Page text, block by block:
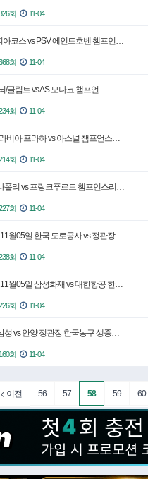
회 11-04
아코스 vs PSV 에인트호벤 챔프언…
회 11-04
/글림트 vs AS 모나코 챔프언…
회 11-04
비아 프라하 vs 아스널 챔프언스…
회 11-04
폴리 vs 프랑크푸르트 챔프언스리…
회 11-04
11월05일 한국 도로공사 vs 정관장…
회 11-04
11월05일 삼성화재 vs 대한항공 한…
회 11-04
성 vs 안양 정관장 한국농구 생중…
회 11-04
이전 56 57 58 59 60